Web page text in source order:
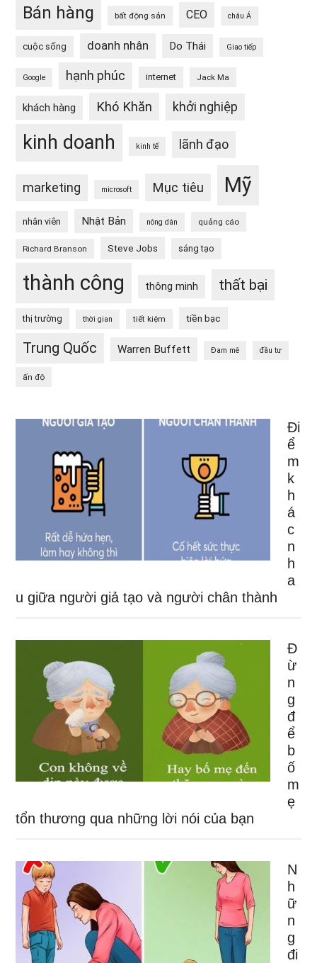
Bán hàng bất động sản CEO châu Á
cuộc sống doanh nhân Do Thái Giao tiếp
Google hạnh phúc internet Jack Ma
khách hàng Khó Khăn khởi nghiệp
kinh doanh kinh tế lãnh đạo
marketing microsoft Mục tiêu Mỹ
nhân viên Nhật Bản nông dân quảng cáo
Richard Branson Steve Jobs sáng tạo
thành công thông minh thất bại
thị trường thời gian tiết kiệm tiền bạc
Trung Quốc Warren Buffett Đam mê đầu tư
ấn độ
Đi
ể
m
k
h
á
c
n
h
a
u giữa người giả tạo và người chân thành
Đ
ừ
n
g
đ
ể
b
ố
m
ẹ
tổn thương qua những lời nói của bạn
N
h
ữ
n
g
đi